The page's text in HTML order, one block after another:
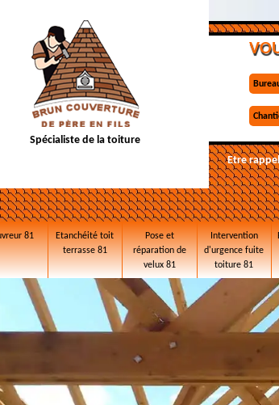
Spécialiste de la toiture
Etre
81
Etanchéité toit
terrasse 81
Pose et
réparation de
velux 81
Intervention
d'urgence fuite
toiture 81